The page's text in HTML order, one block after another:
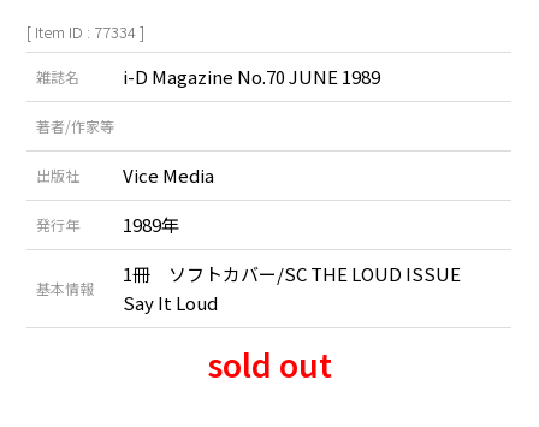
[ Item ID : 77334 ]
雑誌名 i-D Magazine No.70 JUNE 1989
著者/作家等
出版社 Vice Media
発行年 1989年
基本情報
1冊 ソフトカバー/SC THE LOUD ISSUE
Say It Loud
sold out